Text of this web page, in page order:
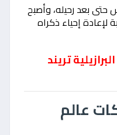
بعد رحيله، وأصبح
إحياء ذكراه
تريند
عالم